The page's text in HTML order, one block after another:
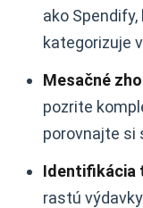
ako
kategorizuje
Mesačné
pozrite
porovnajte si
Identifikácia
rastú